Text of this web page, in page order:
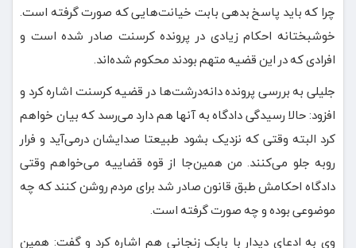
چرا که باید پاسخ بدهی بابت خیانت‌هایی که صورت گرفته است.
خوشبختانه احکام زیادی در پرونده کرسنت صادر شده است و
افرادی که در این قضیه متهم بودند محکوم شده‌اند.
جلیلی به بررسی پرونده دانه‌درشت‌ها در قضیه کرسنت اشاره کرد و
افزود: حالا رسیدگی دادگاه به آنها هم دارد می‌رسد که بیان خواهم
کرد البته وقتی که نزدیک بشود طبیعتا صدایشان درمی‌آید و فرار
روبه جلو می‌کنند. من همین‌جا از قوه قضاییه می‌خواهم وقتی
دادگاه احکامش طبق قانون صادر شد برای مردم روشن کنند که چه
موضوعی بوده و چه صورت گرفته است.
وی به ادعای دیدار با بابک زنجانی هم اشاره کرد و گفت: همین